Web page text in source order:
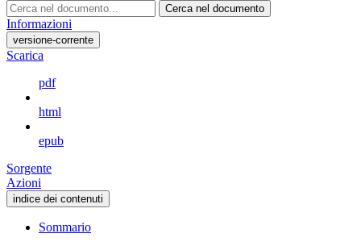
Cerca nel documento
Informazioni
versione-corrente
Scarica
pdf
html
epub
Sorgente
Azioni
indice dei contenuti
Sommario